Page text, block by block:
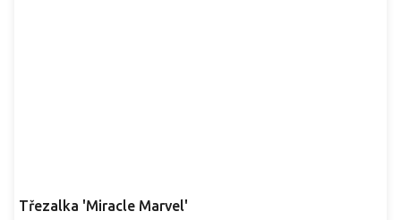
Třezalka 'Miracle Marvel'